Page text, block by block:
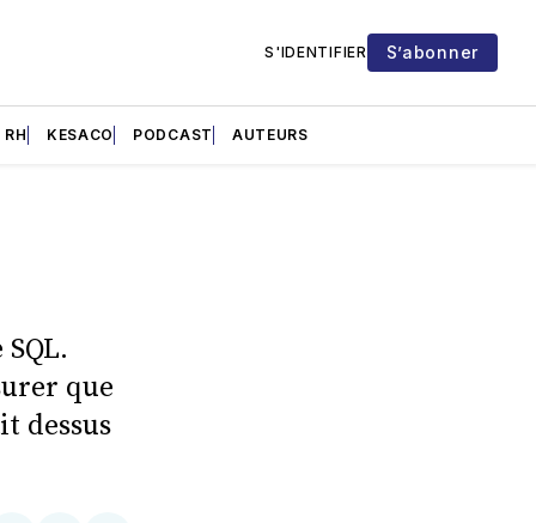
S'IDENTIFIER S’abonner
RH KESACO PODCAST AUTEURS
que
dessus